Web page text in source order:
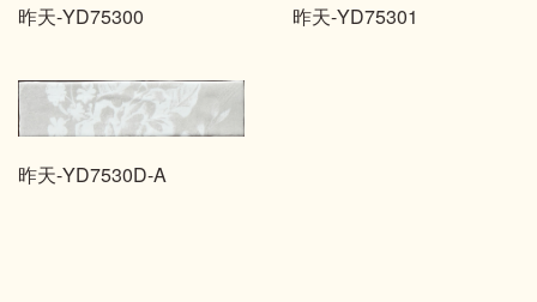
昨天-YD75300 昨天-YD75301
昨天-YD7530D-A